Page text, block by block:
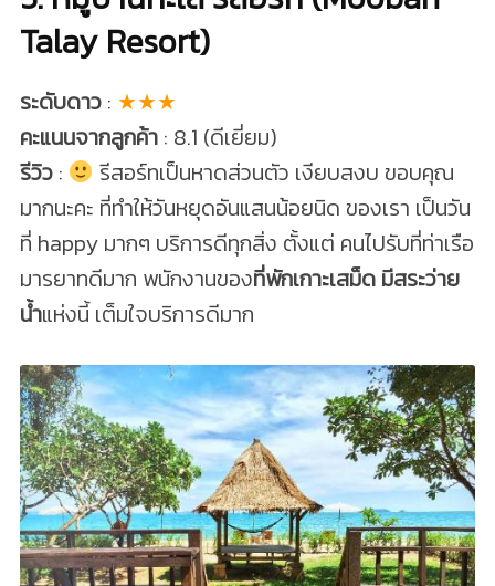
Talay Resort)
ระดับดาว: ★★★
คะแนนจากลูกค้า : 8.1 (ดีเยี่ยม)
รีวิว:
รีสอร์ทเป็นหาดส่วนตัว เงียบสงบ ขอบคุณ
มากนะคะ ที่ทำให้วันหยุดอันแสนน้อยนิด ของเรา เป็นวัน
ที่ happy มากๆ บริการดีทุกสิ่ง ตั้งแต่ คนไปรับที่ท่าเรือ
มารยาทดีมาก พนักงานของที่พักเกาะเสม็ด มีสระว่าย
น้ำแห่งนี้ เต็มใจบริการดีมาก